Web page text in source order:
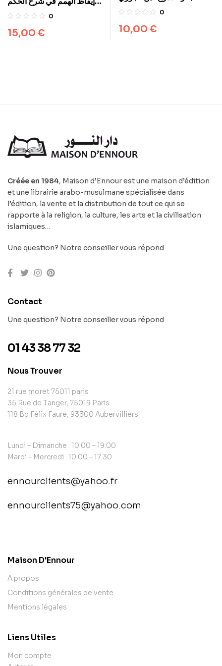
لابن عطاء الله السكندري
0
15,00 €
0
10,00 €
Créée en 1984, Maison d’Ennour est une maison d’édition
et une librairie arabo-musulmane spécialisée dans
l’édition, la vente et la distribution de tout ce qui se
rapporte à la religion, la culture, les arts et la civilisation
islamiques…
Une question? Notre conseiller vous répond
Contact
Une question? Notre conseiller vous répond
01 43 38 77 32
Nous Trouver
21 rue moret 75011 paris
35 Rue de Tanger, 75019 Paris
118 Bd Félix Faure, 93300 Aubervilliers
Lundi – Dimanche : 10:00 – 19:00
Mardi – Mercredi : 10:00 – 17:30
ennourclients@yahoo.fr
ennourclients75@yahoo.com
Maison D'Ennour
A propos
Conditions générales de vente
Mentions légales
Liens Utiles
Mon compte